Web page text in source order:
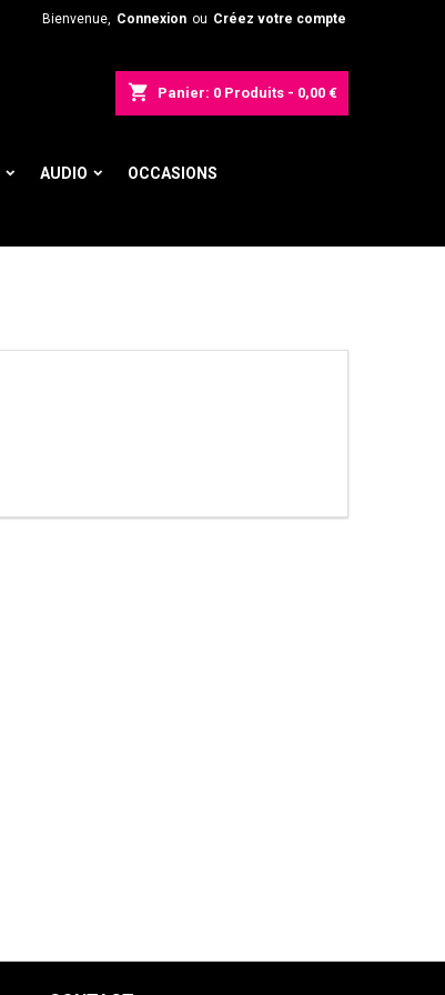
Bienvenue, Connexion ou Créez votre compte
shopping_cart Panier: 0 Produits - 0,00 €
AUDIO OCCASIONS